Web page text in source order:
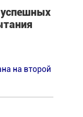
успешных
на второй